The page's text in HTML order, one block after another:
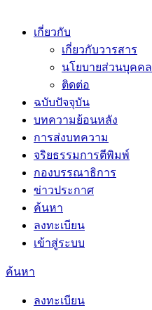
เกี่ยวกับ
เกี่ยวกับวารสาร
นโยบายส่วนบุคคล
ติดต่อ
ฉบับปัจจุบัน
บทความย้อนหลัง
การส่งบทความ
จริยธรรมการตีพิมพ์
กองบรรณาธิการ
ข่าวประกาศ
ค้นหา
ลงทะเบียน
เข้าสู่ระบบ
ค้นหา
ลงทะเบียน